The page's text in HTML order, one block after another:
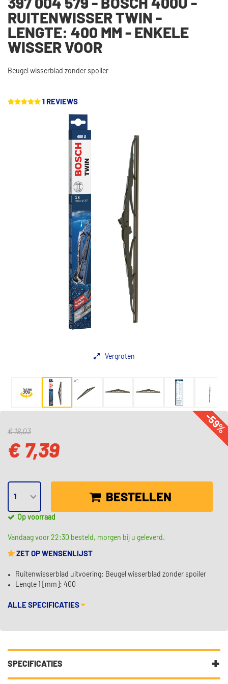
397 004 579 - BOSCH 400U -
RUITENWISSER TWIN -
LENGTE: 400 MM - ENKELE
WISSER VOOR
Beugel wisserblad zonder spoiler
1 REVIEWS
Vergroten
-
€ 18,03
€ 7,39
BESTELLEN
Op voorraad
Vandaag voor 22:30 besteld, morgen bij u geleverd.
ZET OP WENSENLIJST
Ruitenwisserblad uitvoering: Beugel wisserblad zonder spoiler
Lengte 1 [mm]: 400
ALLE SPECIFICATIES
SPECIFICATIES